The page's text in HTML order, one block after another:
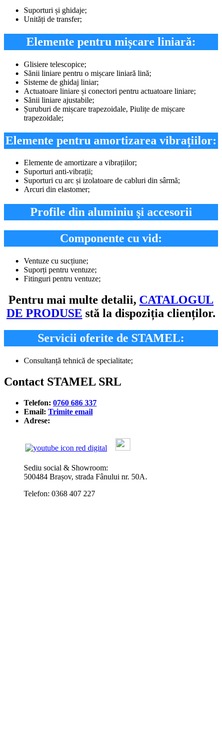
Suporturi și ghidaje;
Unități de transfer;
Elemente pentru mișcare liniară:
Glisiere telescopice;
Sănii liniare pentru o mișcare liniară lină;
Sisteme de ghidaj liniar;
Actuatoare liniare și conectori pentru actuatoare liniare;
Sănii liniare ajustabile;
Șuruburi de mișcare trapezoidale, Piulițe de mișcare
trapezoidale;
Elemente pentru amortizarea vibrațiilor:
Elemente de amortizare a vibrațiilor;
Suporturi anti-vibrații;
Suporturi cu arc și izolatoare de cabluri din sârmă;
Arcuri din elastomer;
Profile din aluminiu şi accesorii
Componente cu vid:
Ventuze cu sucțiune;
Suporți pentru ventuze;
Fitinguri pentru ventuze;
Pentru mai multe detalii, CATALOGUL
DE PRODUSE stă la dispoziția clienților.
Servicii oferite de STAMEL:
Consultanță tehnică de specialitate;
Contact STAMEL SRL
Telefon: 0760 686 337
Email: Trimite email
Adrese:
Sediu social & Showroom:
500484 Brașov, strada Fânului nr. 50A.
Telefon: 0368 407 227